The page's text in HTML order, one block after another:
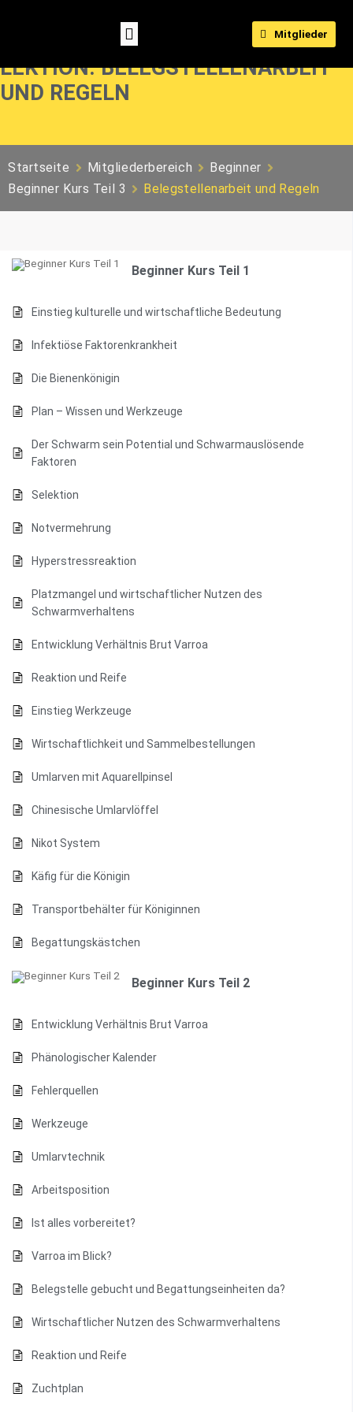
Mitglieder
LEKTION: BELEGSTELLENARBEIT
UND REGELN
Startseite Mitgliederbereich
Beginner
Beginner Kurs Teil 3
Belegstellenarbeit und Regeln
Beginner Kurs Teil 1
Einstieg kulturelle und wirtschaftliche Bedeutung
Infektiöse Faktorenkrankheit
Die Bienenkönigin
Plan – Wissen und Werkzeuge
Der Schwarm sein Potential und Schwarmauslösende
Faktoren
Selektion
Notvermehrung
Hyperstressreaktion
Platzmangel und wirtschaftlicher Nutzen des
Schwarmverhaltens
Entwicklung Verhältnis Brut Varroa
Reaktion und Reife
Einstieg Werkzeuge
Wirtschaftlichkeit und Sammelbestellungen
Umlarven mit Aquarellpinsel
Chinesische Umlarvlöffel
Nikot System
Käfig für die Königin
Transportbehälter für Königinnen
Begattungskästchen
Beginner Kurs Teil 2
Entwicklung Verhältnis Brut Varroa
Phänologischer Kalender
Fehlerquellen
Werkzeuge
Umlarvtechnik
Arbeitsposition
Ist alles vorbereitet?
Varroa im Blick?
Belegstelle gebucht und Begattungseinheiten da?
Wirtschaftlicher Nutzen des Schwarmverhaltens
Reaktion und Reife
Zuchtplan